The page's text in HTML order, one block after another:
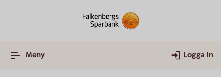
Meny Logga in